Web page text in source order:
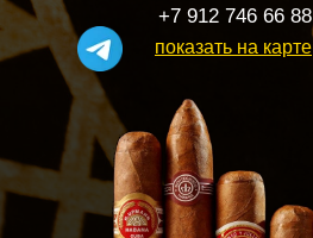
показать на карте
+7 912 746 66 88